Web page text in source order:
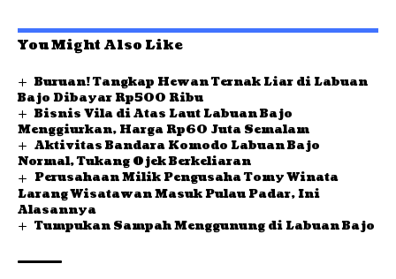
You Might Also Like
Buruan! Tangkap Hewan Ternak Liar di Labuan
Bajo Dibayar Rp500 Ribu
Bisnis Vila di Atas Laut Labuan Bajo
Menggiurkan, Harga Rp60 Juta Semalam
Aktivitas Bandara Komodo Labuan Bajo
Normal, Tukang Ojek Berkeliaran
Perusahaan Milik Pengusaha Tomy Winata
Larang Wisatawan Masuk Pulau Padar, Ini
Alasannya
Tumpukan Sampah Menggunung di Labuan Bajo